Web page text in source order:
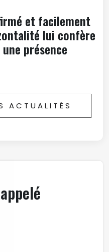
et facilement
lui confère
présence
ACTUALITÉS